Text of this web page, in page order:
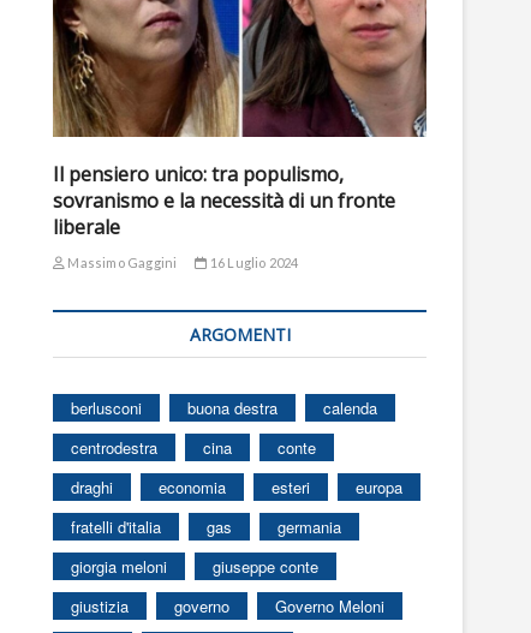
Il pensiero unico: tra populismo,
sovranismo e la necessità di un fronte
liberale
Massimo Gaggini 16 Luglio 2024
ARGOMENTI
berlusconi buona destra
calenda
centrodestra
cina
conte
draghi
economia esteri
europa
fratelli d'italia
gas
germania
giorgia meloni
giuseppe conte
giustizia
governo
Governo Meloni